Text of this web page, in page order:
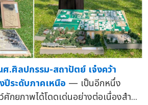
.ศิลปกรรม-สถาปัตย์ เจ๋งคว้า
ระดับภาคเหนือ — เป็นอีกหนึ่ง
กยภาพได้โดดเด่นอย่างต่อเนื่องสำ...